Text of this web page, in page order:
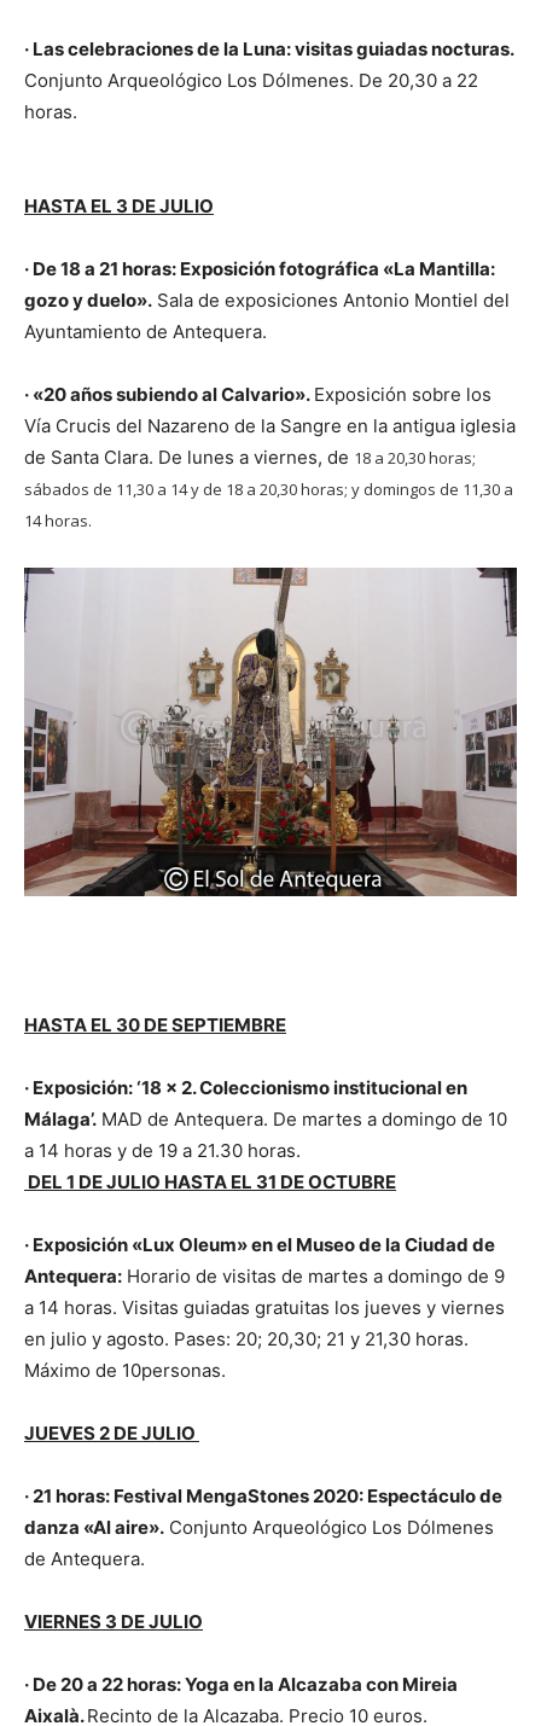
· Las celebraciones de la Luna: visitas guiadas nocturas.
Conjunto Arqueológico Los Dólmenes. De 20,30 a 22
horas.
HASTA EL 3 DE JULIO
· De 18 a 21 horas: Exposición fotográfica «La Mantilla:
gozo y duelo». Sala de exposiciones Antonio Montiel del
Ayuntamiento de Antequera.
· «20 años subiendo al Calvario». Exposición sobre los
Vía Crucis del Nazareno de la Sangre en la antigua iglesia
de Santa Clara. De lunes a viernes, de 18 a 20,30 horas;
sábados de 11,30 a 14 y de 18 a 20,30 horas; y domingos de 11,30 a
14 horas.
HASTA EL 30 DE SEPTIEMBRE
· Exposición: ‘18 x 2. Coleccionismo institucional en
Málaga’. MAD de Antequera. De martes a domingo de 10
a 14 horas y de 19 a 21.30 horas.
DEL 1 DE JULIO HASTA EL 31 DE OCTUBRE
· Exposición «Lux Oleum» en el Museo de la Ciudad de
Antequera: Horario de visitas de martes a domingo de 9
a 14 horas. Visitas guiadas gratuitas los jueves y viernes
en julio y agosto. Pases: 20; 20,30; 21 y 21,30 horas.
Máximo de 10personas.
JUEVES 2 DE JULIO
· 21 horas: Festival MengaStones 2020: Espectáculo de
danza «Al aire». Conjunto Arqueológico Los Dólmenes
de Antequera.
VIERNES 3 DE JULIO
· De 20 a 22 horas: Yoga en la Alcazaba con Mireia
Aixalà.Recinto de la Alcazaba. Precio 10 euros.